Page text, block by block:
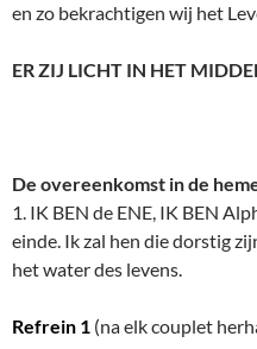
en zo bekrachtigen wij het
ER ZIJ LICHT IN HET
De overeenkomst in de
1. IK BEN de ENE, IK BEN
einde. Ik zal hen die dorstig
het water des levens.
Refrein 1 (na elk couplet